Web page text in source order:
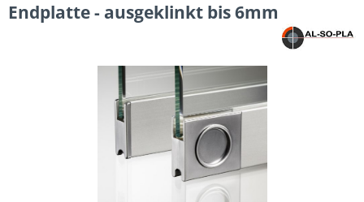
Endplatte - ausgeklinkt bis 6mm